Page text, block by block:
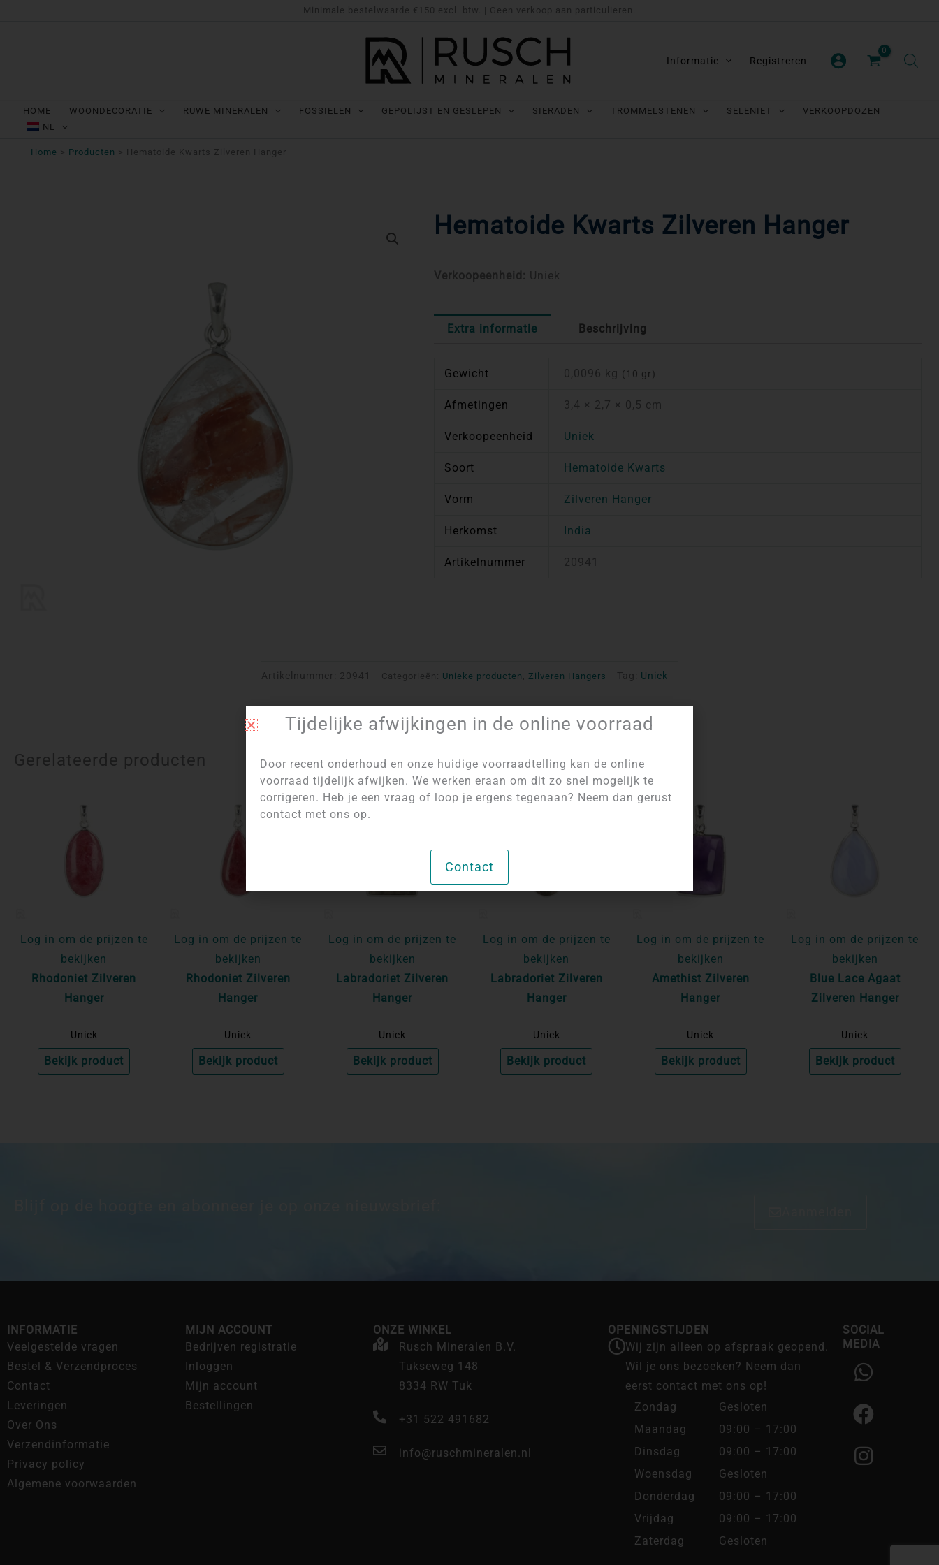
Minimale bestelwaarde €150 excl. btw. | Geen verkoop aan particulieren.
Informatie Registreren
HOME WOONDECORATIE RUWE MINERALEN FOSSIELEN GEPOLIJST EN GESLEPEN SIERADEN TROMMELSTENEN SELENIET
VERKOOPDOZEN
NL
Home Producten Hematoide Kwarts Zilveren Hanger
Hematoide Kwarts Zilveren Hanger
Verkoopeenheid: Uniek
Extra informatie Beschrijving
Gewicht 0,0096 kg (10 gr)
Afmetingen 3,4 × 2,7 × 0,5 cm
Verkoopeenheid Uniek
Soort Hematoide Kwarts
Vorm Zilveren Hanger
Herkomst India
Artikelnummer 20941
Artikelnummer: 20941 Categorieën: Unieke producten , Zilveren Hangers Tag: Uniek
Gerelateerde producten
Log in om de prijzen te
bekijken
Rhodoniet Zilveren
Hanger
Uniek
Bekijk product
Log in om de prijzen te
bekijken
Rhodoniet Zilveren
Hanger
Uniek
Bekijk product
Log in om de prijzen te
bekijken
Labradoriet Zilveren
Hanger
Uniek
Bekijk product
Log in om de prijzen te
bekijken
Labradoriet Zilveren
Hanger
Uniek
Bekijk product
Log in om de prijzen te
bekijken
Amethist Zilveren
Hanger
Uniek
Bekijk product
Log in om de prijzen te
bekijken
Blue Lace Agaat
Zilveren Hanger
Uniek
Bekijk product
INFORMATIE
Veelgestelde vragen
Bestel & Verzendproces
Contact
Leveringen
Over Ons
Verzendinformatie
Privacy policy
Algemene voorwaarden
MIJN ACCOUNT
Bedrijven registratie
Inloggen
Mijn account
Bestellingen
ONZE WINKEL
Rusch Mineralen B.V.
Tukseweg 148
8334 RW Tuk
+31 522 491682
info@ruschmineralen.nl
OPENINGSTIJDEN
Wij zijn alleen op afspraak geopend.
Wil je ons bezoeken? Neem dan
eerst contact met ons op!
Zondag
Gesloten
Maandag
09:00 – 17:00
Dinsdag
09:00 – 17:00
Woensdag
Gesloten
Donderdag
09:00 – 17:00
Vrijdag
09:00 – 17:00
Zaterdag
Gesloten
SOCIAL
MEDIA
W
h
a
t
s
a
F
a
c
e
b
o
I
n
s
t
a
g
Tijdelijke afwijkingen in de online voorraad
Door recent onderhoud en onze huidige voorraadtelling kan de online
voorraad tijdelijk afwijken. We werken eraan om dit zo snel mogelijk te
corrigeren. Heb je een vraag of loop je ergens tegenaan? Neem dan gerust
contact met ons op.
Contact